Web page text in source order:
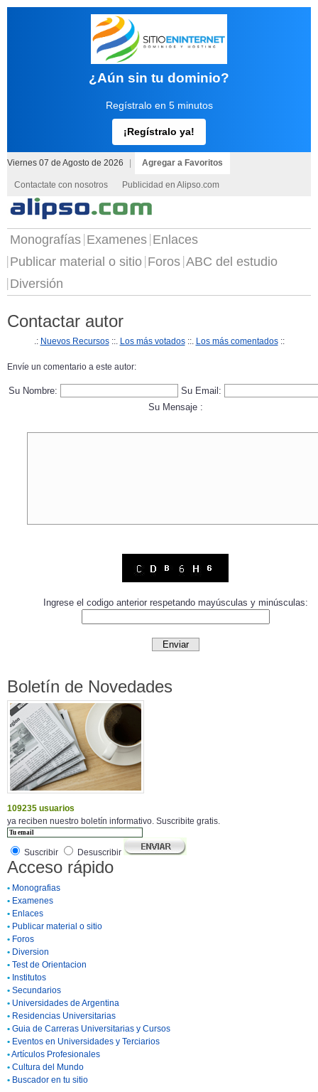
¿Aún sin tu dominio?
Regístralo en 5 minutos
¡Regístralo ya!
Viernes 07 de Agosto de 2026 Agregar a Favoritos
Contactate con nosotros Publicidad en Alipso.com
Monografías Examenes Enlaces
Publicar material o sitio Foros ABC del estudio
Diversión
Contactar autor
.: Nuevos Recursos::. Los más votados::. Los más comentados::
Envíe un comentario a este autor:
Su Nombre:
Su Email:
Su Mensaje :
Ingrese el codigo anterior respetando mayúsculas y minúsculas:
Boletín de Novedades
109235 usuarios
ya reciben nuestro boletín informativo. Suscribite gratis.
Suscribir Desuscribir
Acceso rápido
• Monografias
• Examenes
• Enlaces
• Publicar material o sitio
• Foros
• Diversion
• Test de Orientacion
• Institutos
• Secundarios
• Universidades de Argentina
• Residencias Universitarias
• Guia de Carreras Universitarias y Cursos
• Eventos en Universidades y Terciarios
•Artículos Profesionales
• Cultura del Mundo
• Buscador en tu sitio